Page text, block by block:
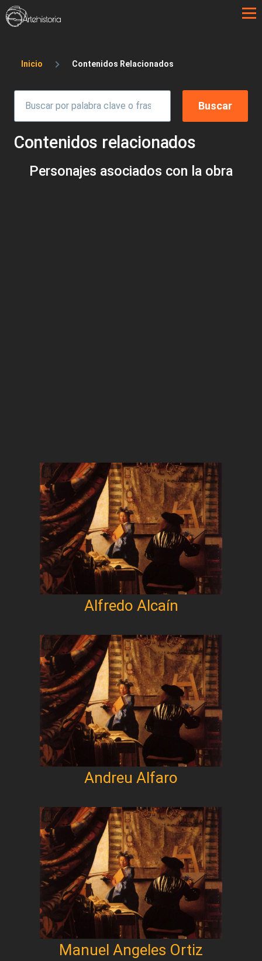
Pasar al contenido principal
Sobrescribir enlaces de ayuda a la
Inicio Contenidos Relacionados
Contenidos relacionados
Personajes asociados con la obra
Alfredo Alcaín
Andreu Alfaro
Manuel Angeles Ortiz